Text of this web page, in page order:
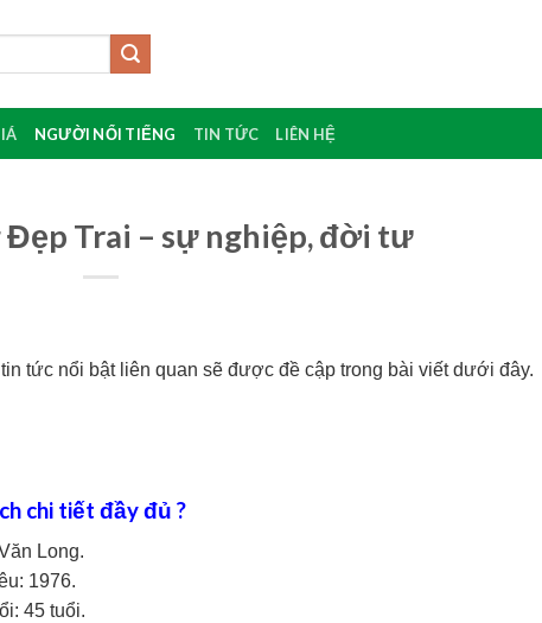
NGƯỜI NỔI TIẾNG TIN TỨC LIÊN HỆ
Trai – sự nghiệp, đời tư
tức nổi bật liên quan sẽ được đề cập trong bài viết dưới đây.
chi tiết đầy đủ ?
Long.
1976.
45 tuổi.